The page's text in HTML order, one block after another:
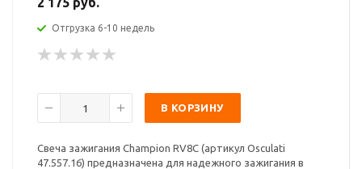
Отгрузка 6-10 недель
В КОРЗИНУ
Свеча зажигания Champion RV8C (артикул Osculati
47.557.16) предназначена для надежного зажигания в